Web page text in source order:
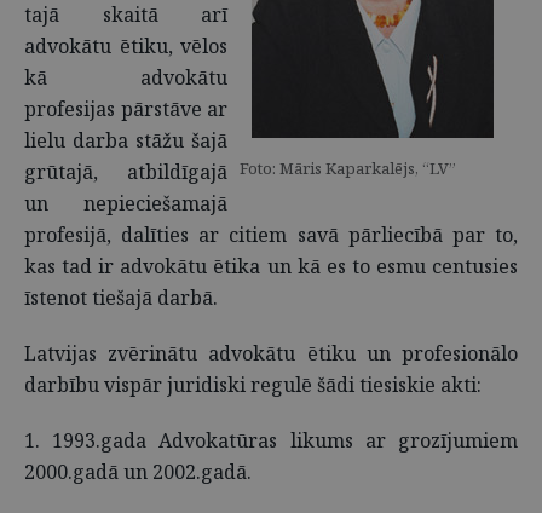
Foto: Māris Kaparkalējs, “LV”
tajā skaitā arī
advokātu ētiku, vēlos
kā advokātu
profesijas pārstāve ar
lielu darba stāžu šajā
grūtajā, atbildīgajā
un nepieciešamajā
profesijā, dalīties ar citiem savā pārliecībā par to,
kas tad ir advokātu ētika un kā es to esmu centusies
īstenot tiešajā darbā.
Latvijas zvērinātu advokātu ētiku un profesionālo
darbību vispār juridiski regulē šādi tiesiskie akti:
1. 1993.gada Advokatūras likums ar grozījumiem
2000.gadā un 2002.gadā.